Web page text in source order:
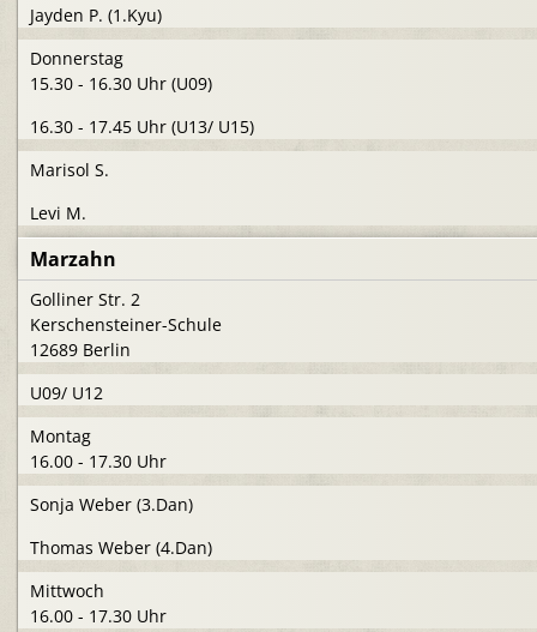
Jayden P. (1.Kyu)
Donnerstag
15.30 - 16.30 Uhr (U09)
16.30 - 17.45 Uhr (U13/ U15)
Marisol S.
Levi M.
Marzahn
Golliner Str. 2
Kerschensteiner-Schule
12689 Berlin
U09/ U12
Montag
16.00 - 17.30 Uhr
Sonja Weber (3.Dan)
Thomas Weber (4.Dan)
Mittwoch
16.00 - 17.30 Uhr